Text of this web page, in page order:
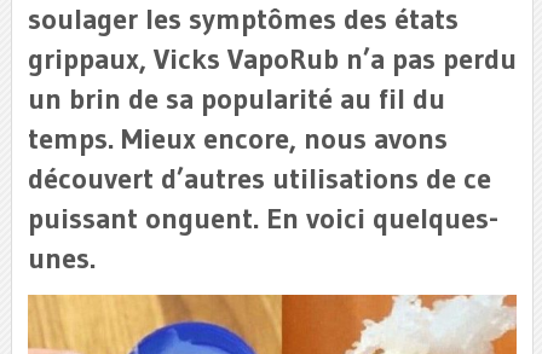
soulager les symptômes des états
grippaux, Vicks VapoRub n’a pas perdu
un brin de sa popularité au fil du
temps. Mieux encore, nous avons
découvert d’autres utilisations de ce
puissant onguent. En voici quelques-
unes.